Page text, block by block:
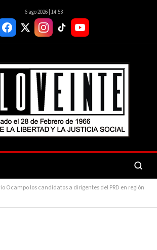
6 ago 2026 | 14:53
Ocampo los candidatos a dirigentes del PRD en región